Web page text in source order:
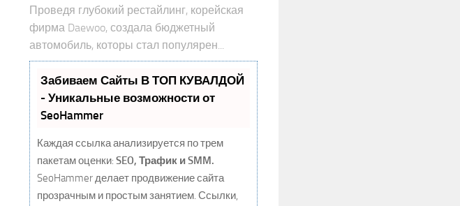
Проведя глубокий рестайлинг, корейская
фирма Daewoo, создала бюджетный
автомобиль, которы стал популярен...
Забиваем Сайты В ТОП КУВАЛДОЙ
- Уникальные возможности от
SeoHammer
Каждая ссылка анализируется по трем
пакетам оценки: SEO, Трафик и SMM.
SeoHammer делает продвижение сайта
прозрачным и простым занятием. Ссылки,